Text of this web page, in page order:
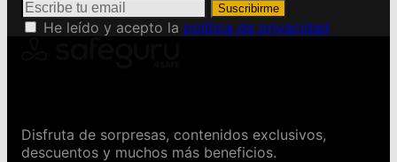
Suscribirme
He leído y acepto la política de privacidad
Disfruta de sorpresas, contenidos exclusivos,
descuentos y muchos más beneficios.